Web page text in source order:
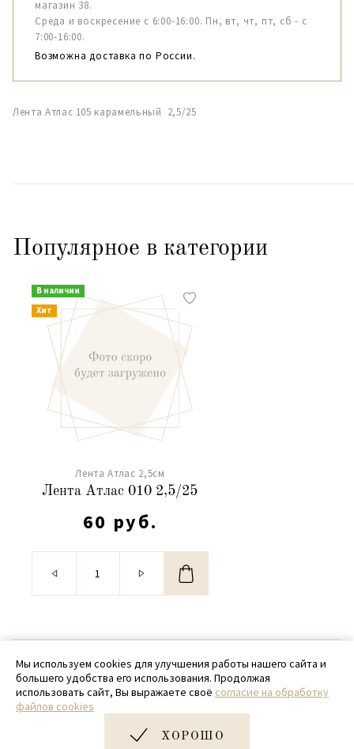
магазин 38.
Среда и воскресение с 6:00-16:00. Пн, вт, чт, пт, сб - с
7:00-16:00.
Возможна доставка по России.
Лента Атлас 105 карамельный 2,5/25
Популярное в категории
В наличии
Хит
Лента Атлас 2,5см
Лента Атлас 010 2,5/25
60 руб.
© 2020 - 2026 SamPack
+ 7 (918) 699-97-87
zakaz@sampack.store
Дизайн и разработка сайта
Мы используем cookies для улучшения работы нашего сайта и
большего удобства его использования. Продолжая
использовать сайт, Вы выражаете своё согласие на обработку
файлов cookies
ХОРОШО